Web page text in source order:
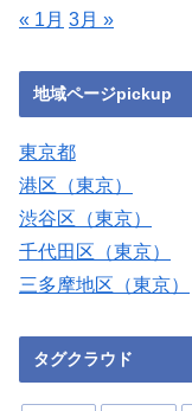
« 1月 3月 »
地域ページpickup
東京都
港区（東京）
渋谷区（東京）
千代田区（東京）
三多摩地区（東京）
タグクラウド